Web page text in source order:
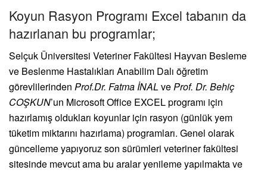
Koyun Rasyon Programı Excel tabanın da
hazırlanan bu programlar;
Selçuk Üniversitesi Veteriner Fakültesi Hayvan Besleme
ve Beslenme Hastalıkları Anabilim Dalı öğretim
görevlilerinden Prof.Dr. Fatma İNAL veProf. Dr. Behiç
COŞKUN’un Microsoft Office EXCEL programı için
hazırlamış oldukları koyunlar için rasyon (günlük yem
tüketim miktarını hazırlama) programları. Genel olarak
güncelleme yapıyoruz son sürümleri veteriner fakültesi
sitesinde mevcut ama bu aralar yenileme yapılmakta ve